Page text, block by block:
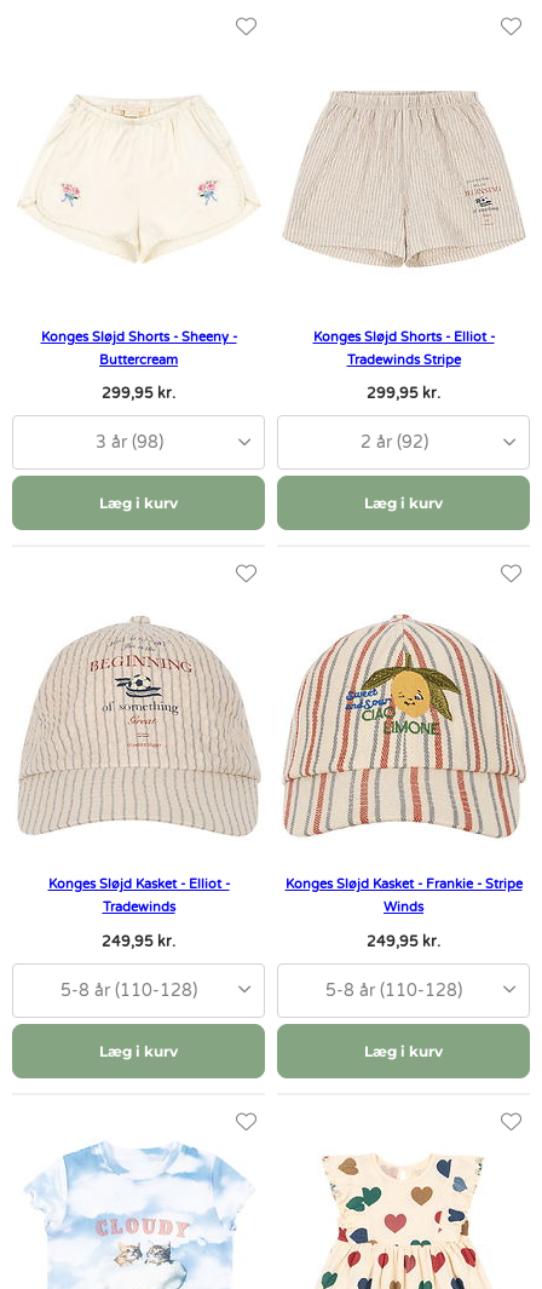
Konges Sløjd Shorts - Sheeny -
Buttercream
299,95 kr.
3 år (98)
Læg i kurv
Konges Sløjd Shorts - Elliot -
Tradewinds Stripe
299,95 kr.
2 år (92)
Læg i kurv
Konges Sløjd Kasket - Elliot -
Tradewinds
249,95 kr.
5-8 år (110-128)
Læg i kurv
Konges Sløjd Kasket - Frankie - Stripe
Winds
249,95 kr.
5-8 år (110-128)
Læg i kurv